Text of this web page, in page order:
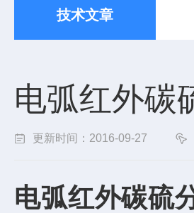
技术文章
电弧红外碳
更新时间：2016-09-27
电弧红外碳硫